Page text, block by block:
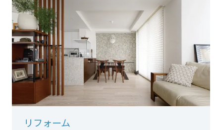
リフォーム
石川県
福井県
山梨県